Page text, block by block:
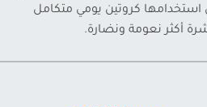
كروتين يومي متكامل
أكثر نعومة ونضارة.